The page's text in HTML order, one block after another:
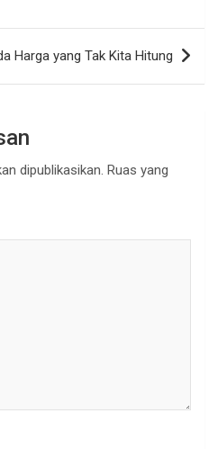
Harga yang Tak Kita Hitung
dipublikasikan. Ruas yang